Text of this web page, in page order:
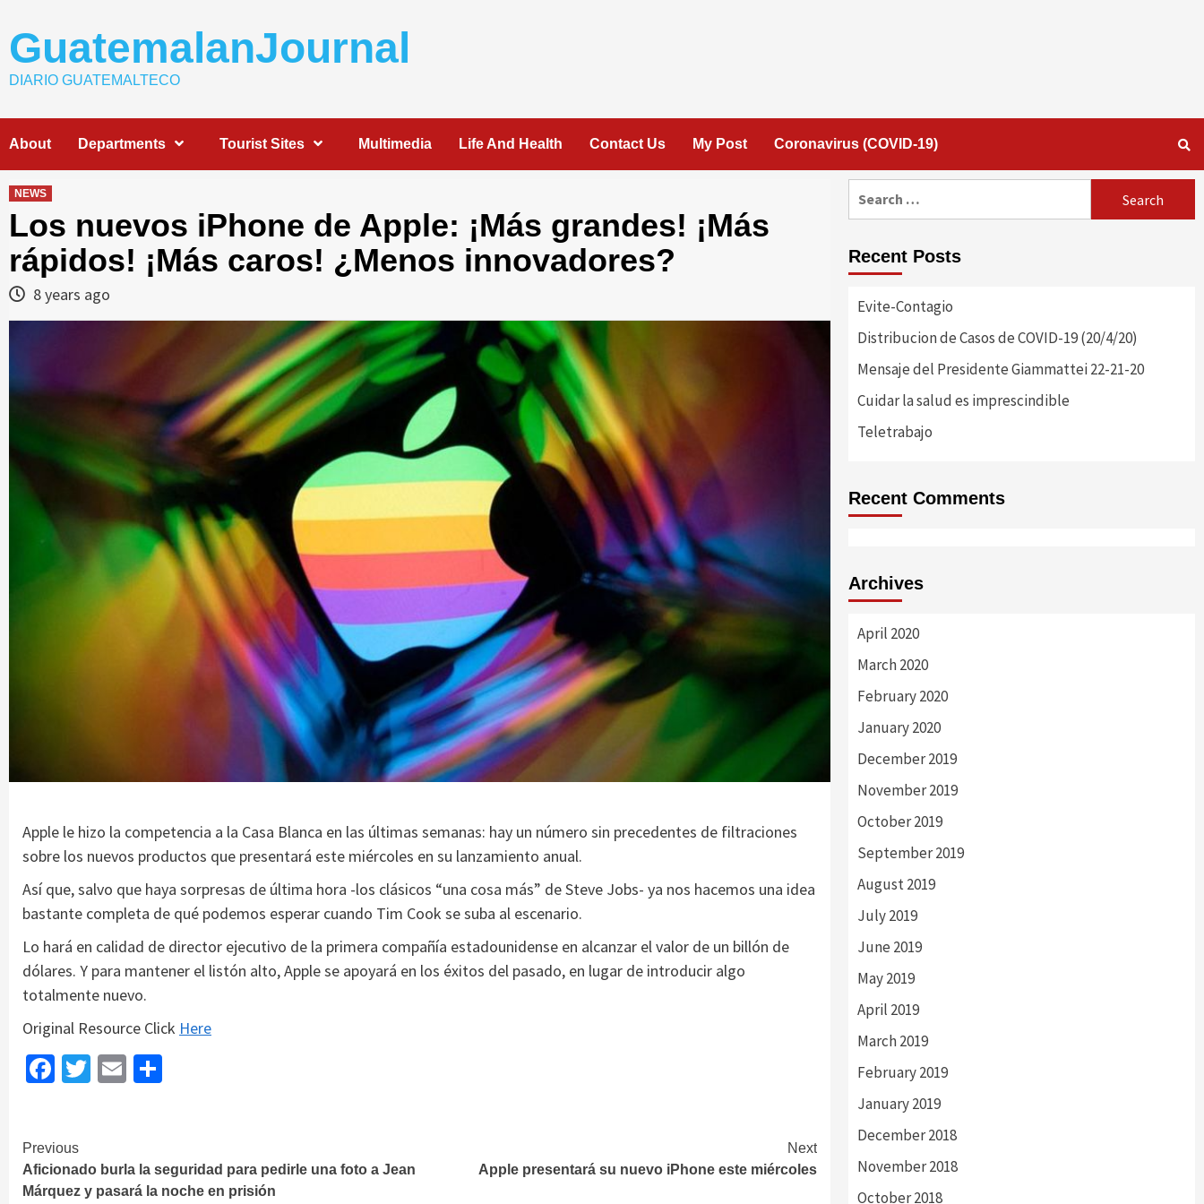
content
GuatemalanJournal
DIARIO GUATEMALTECO
About Departments Tourist Sites Multimedia Life And Health Contact Us My Post Coronavirus (COVID-19)
NEWS
Los nuevos iPhone de Apple: ¡Más grandes! ¡Más
rápidos! ¡Más caros! ¿Menos innovadores?
8 years ago
Apple le hizo la competencia a la Casa Blanca en las últimas semanas: hay un número sin precedentes de filtraciones
sobre los nuevos productos que presentará este miércoles en su lanzamiento anual.
Así que, salvo que haya sorpresas de última hora -los clásicos “una cosa más” de Steve Jobs- ya nos hacemos una idea
bastante completa de qué podemos esperar cuando Tim Cook se suba al escenario.
Lo hará en calidad de director ejecutivo de la primera compañía estadounidense en alcanzar el valor de un billón de
dólares. Y para mantener el listón alto, Apple se apoyará en los éxitos del pasado, en lugar de introducir algo
totalmente nuevo.
Original Resource Click Here
Facebook
Twitter
Email
Continue
Reading
Previous
Aficionado burla la seguridad para pedirle una foto a Jean
Márquez y pasará la noche en prisión
Next
Apple presentará su nuevo iPhone este miércoles
Recent Posts
Evite-Contagio
Distribucion de Casos de COVID-19 (20/4/20)
Mensaje del Presidente Giammattei 22-21-20
Cuidar la salud es imprescindible
Teletrabajo
Recent Comments
Archives
April 2020
March 2020
February 2020
January 2020
December 2019
November 2019
October 2019
September 2019
August 2019
July 2019
June 2019
May 2019
April 2019
March 2019
February 2019
January 2019
December 2018
November 2018
October 2018